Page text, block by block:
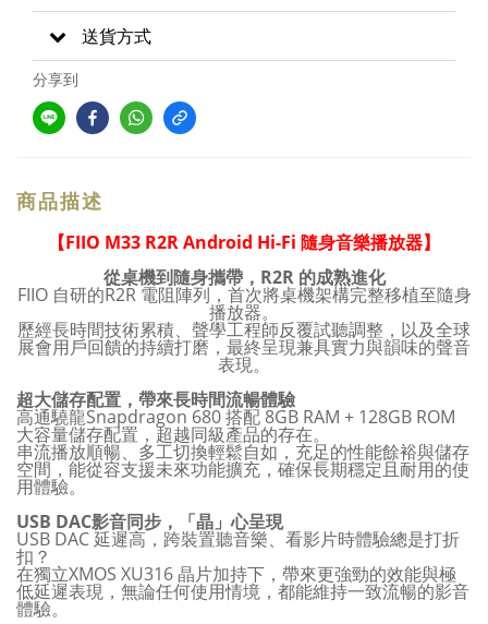
送貨方式
分享到
商品描述
【FIIO M33 R2R Android Hi-Fi 隨身音樂播放器】
從桌機到隨身攜帶，R2R 的成熟進化
FIIO 自研的R2R 電阻陣列，首次將桌機架構完整移植至隨身
播放器。
歷經長時間技術累積、聲學工程師反覆試聽調整，以及全球
展會用戶回饋的持續打磨，最終呈現兼具實力與韻味的聲音
表現。
超大儲存配置，帶來長時間流暢體驗
高通驍龍Snapdragon 680 搭配 8GB RAM + 128GB ROM
大容量儲存配置，超越同級產品的存在。
串流播放順暢、多工切換輕鬆自如，充足的性能餘裕與儲存
空間，能從容支援未來功能擴充，確保長期穩定且耐用的使
用體驗。
USB DAC影音同步，「晶」心呈現
USB DAC 延遲高，跨裝置聽音樂、看影片時體驗總是打折
扣？
在獨立XMOS XU316 晶片加持下，帶來更強勁的效能與極
低延遲表現，無論任何使用情境，都能維持一致流暢的影音
體驗。